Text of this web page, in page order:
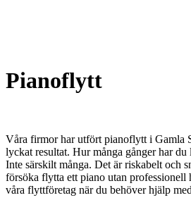
Pianoflytt
Våra firmor har utfört pianoflytt i Gamla
lyckat resultat. Hur många gånger har
Inte särskilt många. Det är riskabelt och
försöka flytta ett piano utan
våra flyttföretag när du behöver hjälp